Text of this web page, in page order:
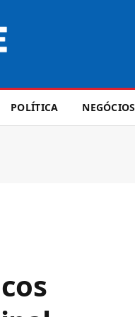
POLÍTICA NEGÓCIOS